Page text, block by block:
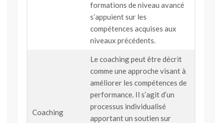
formations de niveau avancé
s’appuient sur les
compétences acquises aux
niveaux précédents.
Coaching
Le coaching peut être décrit
comme une approche visant à
améliorer les compétences de
performance. Il s’agit d’un
processus individualisé
apportant un soutien sur